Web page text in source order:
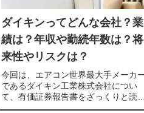
ダイキンってどんな会社？業
績は？年収や勤続年数は？将
来性やリスクは？
今回は、エアコン世界最大手メーカ
であるダイキン工業株式会社につい
て、有価証券報告書をざっくりと読み
解いていきたいと思います。時価総